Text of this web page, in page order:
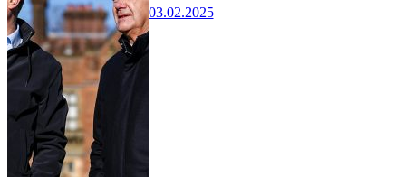
03.02.2025